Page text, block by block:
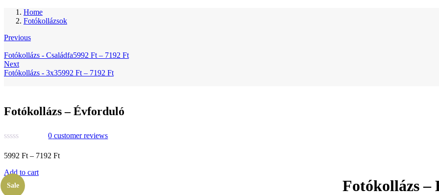
Home
Fotókollázsok
Previous
Fotókollázs - Családfa5992 Ft – 7192 Ft
Next
Fotókollázs - 3x35992 Ft – 7192 Ft
Fotókollázs – Évforduló
0 customer reviews
5992 Ft – 7192 Ft
Add to cart
Sale Fotókollázs –